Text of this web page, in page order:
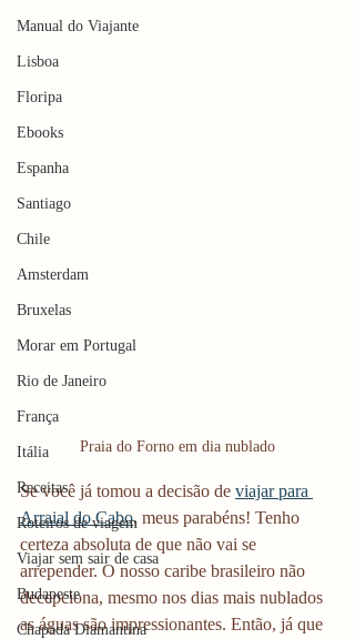
Manual do Viajante
Lisboa
Floripa
Ebooks
Espanha
Santiago
Chile
Amsterdam
Bruxelas
Morar em Portugal
Rio de Janeiro
França
Itália
Receitas
Roteiros de viagem
Viajar sem sair de casa
Budapeste
Chapada Diamantina
Praia do Forno em dia nublado
Se você já tomou a decisão de viajar para
Arraial do Cabo, meus parabéns! Tenho
certeza absoluta de que não vai se
arrepender. O nosso caribe brasileiro não
decepciona, mesmo nos dias mais nublados
as águas são impressionantes. Então, já que